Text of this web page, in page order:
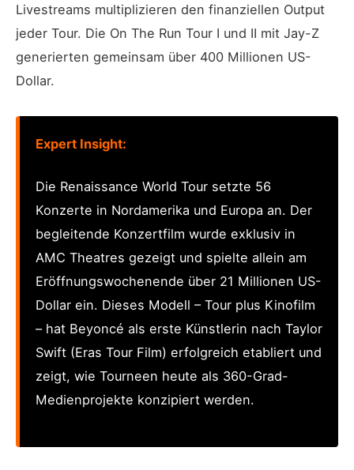
Livestreams multiplizieren den finanziellen Output
jeder Tour. Die On The Run Tour I und II mit Jay-Z
generierten gemeinsam über 400 Millionen US-
Dollar.
Expert Insight:
Die Renaissance World Tour setzte 56
Konzerte in Nordamerika und Europa an. Der
begleitende Konzertfilm wurde exklusiv in
AMC Theatres gezeigt und spielte allein am
Eröffnungswochenende über 21 Millionen US-
Dollar ein. Dieses Modell – Tour plus Kinofilm
– hat Beyoncé als erste Künstlerin nach Taylor
Swift (Eras Tour Film) erfolgreich etabliert und
zeigt, wie Tourneen heute als 360-Grad-
Medienprojekte konzipiert werden.